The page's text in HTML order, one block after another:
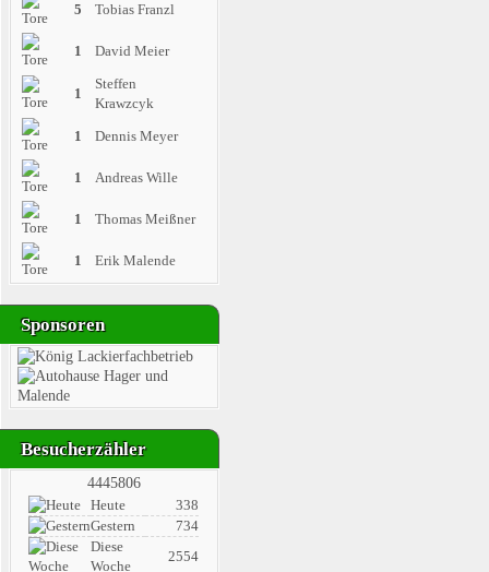
5
Tobias Franzl
1 David Meier
1
Steffen
Krawzcyk
1
Dennis Meyer
1 Andreas Wille
1 Thomas Meißner
1 Erik Malende
Sponsoren
Besucherzähler
4445806
Heute
338
Gestern
734
Diese
Woche
2554